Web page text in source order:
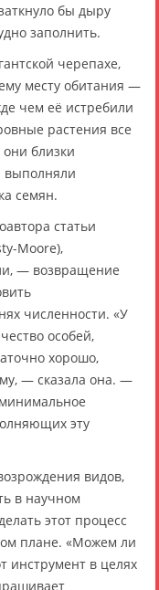
бы дыру
заполнить.
черепахе,
месту обитания —
чем её истребили
растения все
близки
выполняли
семян.
статьи
Moore),
— возвращение
численности. «У
особей,
хорошо,
— сказала она. —
эту
видов,
в научном
этот процесс
плане. «Можем ли
инструмент в целях